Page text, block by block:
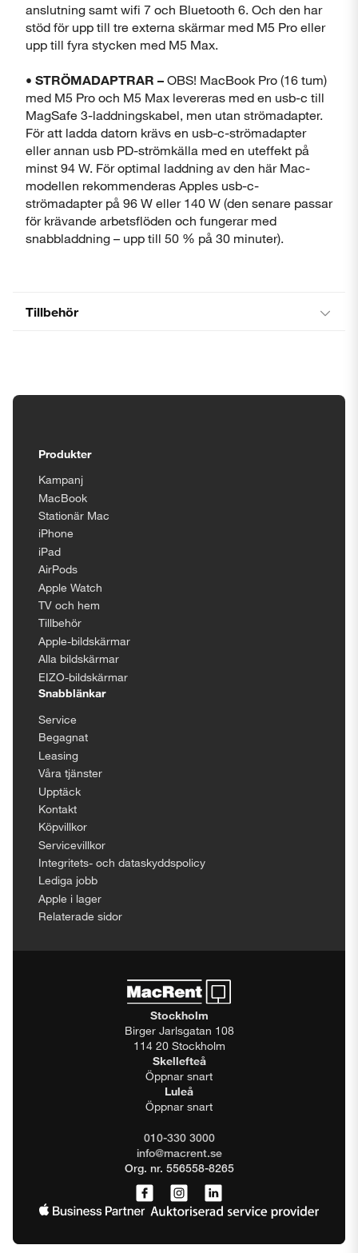
anslutning samt wifi 7 och Bluetooth 6. Och den har
stöd för upp till tre externa skärmar med M5 Pro eller
upp till fyra stycken med M5 Max.
• STRÖMADAPTRAR – OBS! MacBook Pro (16 tum)
med M5 Pro och M5 Max levereras med en usb-c till
MagSafe 3-laddningskabel, men utan strömadapter.
För att ladda datorn krävs en usb-c-strömadapter
eller annan usb PD-strömkälla med en uteffekt på
minst 94 W. För optimal laddning av den här Mac-
modellen rekommenderas Apples usb-c-
strömadapter på 96 W eller 140 W (den senare passar
för krävande arbetsflöden och fungerar med
snabbladdning – upp till 50 % på 30 minuter).
Tillbehör
Produkter
Kampanj
MacBook
Stationär Mac
iPhone
iPad
AirPods
Apple Watch
TV och hem
Tillbehör
Apple-bildskärmar
Alla bildskärmar
EIZO-bildskärmar
Snabblänkar
Service
Begagnat
Leasing
Våra tjänster
Upptäck
Kontakt
Köpvillkor
Servicevillkor
Integritets- och dataskyddspolicy
Lediga jobb
Apple i lager
Relaterade sidor
Stockholm
Birger Jarlsgatan 108
114 20 Stockholm
Skellefteå
Öppnar snart
Luleå
Öppnar snart
010-330 3000
info@macrent.se
Org. nr. 556558-8265